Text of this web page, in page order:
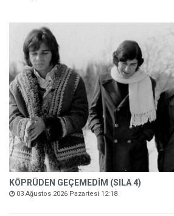
KÖPRÜDEN GEÇEMEDİM (SILA 4)
03 Ağustos 2026 Pazartesi 12:18